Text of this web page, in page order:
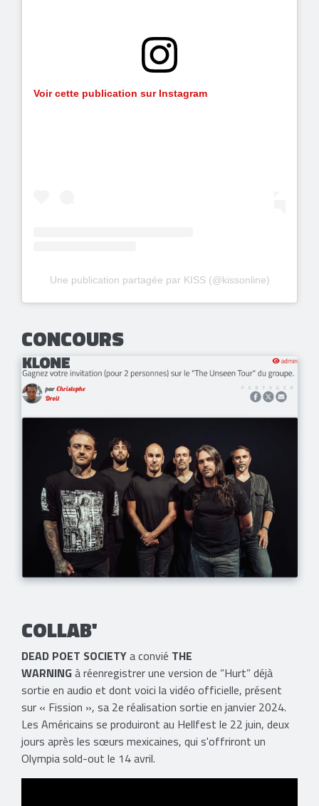
Voir cette publication sur Instagram
Une publication partagée par KISS (@kissonline)
CONCOURS
COLLAB'
DEAD POET SOCIETYa convié THE
WARNINGà réenregistrer une version de “Hurt” déjà
sortie en audio et dont voici la vidéo officielle, présent
sur « Fission », sa 2e réalisation sortie en janvier 2024.
Les Américains se produiront au Hellfest le 22 juin, deux
jours après les sœurs mexicaines, qui s'offriront un
Olympia sold-out le 14 avril.